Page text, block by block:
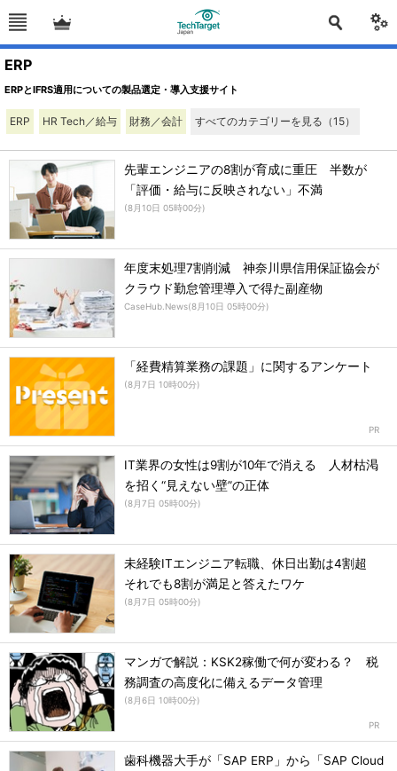
ERP
ERPとIFRS適用についての製品選定・導入支援サイト
ERP HR Tech／給与 財務／会計 すべてのカテゴリーを見る （15）
先輩エンジニアの8割が育成に重圧 半数が
「評価・給与に反映されない」不満
(8月10日 05時00分)
年度末処理7割削減 神奈川県信用保証協会が
クラウド勤怠管理導入で得た副産物
CaseHub.News(8月10日 05時00分)
「経費精算業務の課題」に関するアンケート
(8月7日 10時00分)
IT業界の女性は9割が10年で消える 人材枯渇
を招く“見えない壁”の正体
(8月7日 05時00分)
未経験ITエンジニア転職、休日出勤は4割超
それでも8割が満足と答えたワケ
(8月7日 05時00分)
マンガで解説：KSK2稼働で何が変わる？ 税
務調査の高度化に備えるデータ管理
(8月6日 10時00分)
歯科機器大手が「SAP ERP」から「SAP Cloud